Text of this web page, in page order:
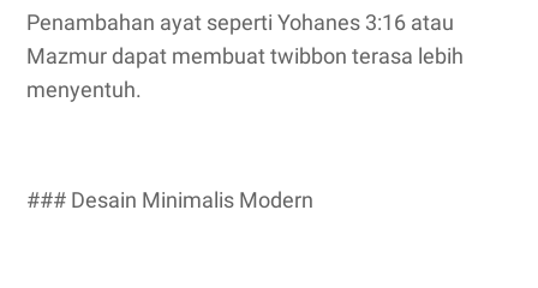
Penambahan ayat seperti Yohanes 3:16 atau
Mazmur dapat membuat twibbon terasa lebih
menyentuh.
### Desain Minimalis Modern